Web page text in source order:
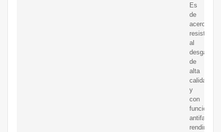
Es
de
acero
resistente
al
desgaste,
de
alta
calidad
y
con
función
antifatiga,